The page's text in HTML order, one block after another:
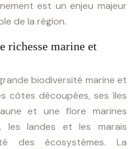
est un enjeu majeur
de la région.
richesse marine et
biodiversité marine et
côtes découpées, ses îles
et une flore marines
les landes et les marais
des écosystèmes. La